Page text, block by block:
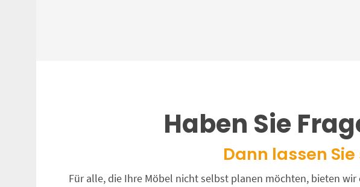
Haben Sie
Dann lassen
Für alle, die Ihre Möbel nicht selbst planen möchten, bieten